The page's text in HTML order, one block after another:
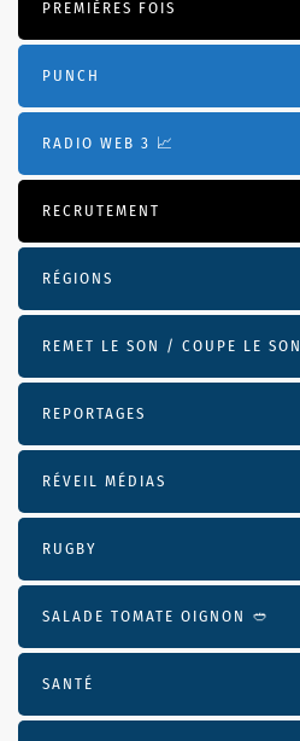
PREMIÈRES FOIS
PUNCH
RADIO WEB 3 📈
RECRUTEMENT
RÉGIONS
REMET LE SON / COUPE LE SON
REPORTAGES
RÉVEIL MÉDIAS
RUGBY
SALADE TOMATE OIGNON 🥙
SANTÉ